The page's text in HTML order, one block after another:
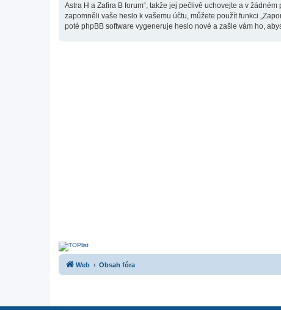
Astra H a Zafira B forum“, takže jej pečlivě uchovejte a v
zapomněli vaše heslo k vašemu účtu, můžete použít funkci
poté phpBB software vygeneruje heslo nové a zašle vám ho,
Web Obsah fóra